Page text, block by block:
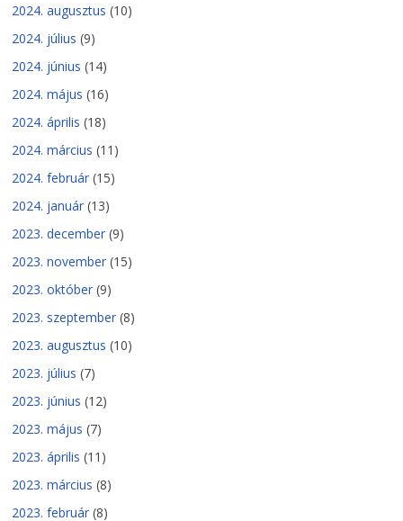
2024. augusztus (10)
2024. július (9)
2024. június (14)
2024. május (16)
2024. április (18)
2024. március (11)
2024. február (15)
2024. január (13)
2023. december (9)
2023. november (15)
2023. október (9)
2023. szeptember (8)
2023. augusztus (10)
2023. július (7)
2023. június (12)
2023. május (7)
2023. április (11)
2023. március (8)
2023. február (8)